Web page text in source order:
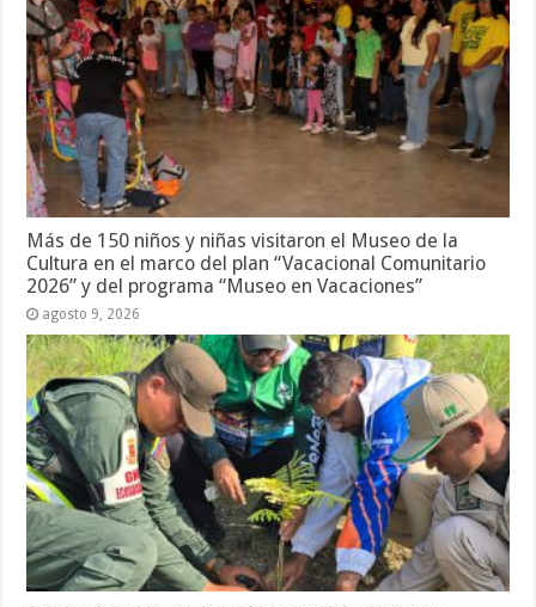
Más de 150 niños y niñas visitaron el Museo de la
Cultura en el marco del plan “Vacacional Comunitario
2026” y del programa “Museo en Vacaciones”
agosto 9, 2026